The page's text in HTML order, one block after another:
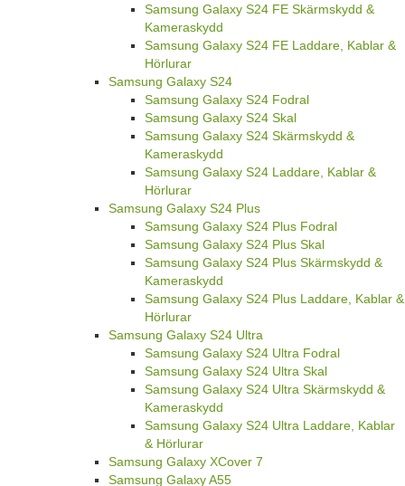
Samsung Galaxy S24 FE Skärmskydd &
Kameraskydd
Samsung Galaxy S24 FE Laddare, Kablar &
Hörlurar
Samsung Galaxy S24
Samsung Galaxy S24 Fodral
Samsung Galaxy S24 Skal
Samsung Galaxy S24 Skärmskydd &
Kameraskydd
Samsung Galaxy S24 Laddare, Kablar &
Hörlurar
Samsung Galaxy S24 Plus
Samsung Galaxy S24 Plus Fodral
Samsung Galaxy S24 Plus Skal
Samsung Galaxy S24 Plus Skärmskydd &
Kameraskydd
Samsung Galaxy S24 Plus Laddare, Kablar &
Hörlurar
Samsung Galaxy S24 Ultra
Samsung Galaxy S24 Ultra Fodral
Samsung Galaxy S24 Ultra Skal
Samsung Galaxy S24 Ultra Skärmskydd &
Kameraskydd
Samsung Galaxy S24 Ultra Laddare, Kablar
& Hörlurar
Samsung Galaxy XCover 7
Samsung Galaxy A55